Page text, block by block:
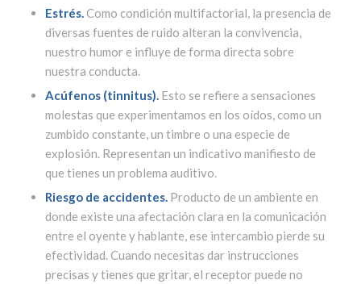
Estrés.Como condición multifactorial, la presencia de
diversas fuentes de ruido alteran la convivencia,
nuestro humor e influye de forma directa sobre
nuestra conducta.
Acúfenos (tinnitus).Esto se refiere a sensaciones
molestas que experimentamos en los oídos, como un
zumbido constante, un timbre o una especie de
explosión. Representan un indicativo manifiesto de
que tienes un problema auditivo.
Riesgo de accidentes.Producto de un ambiente en
donde existe una afectación clara en la comunicación
entre el oyente y hablante, ese intercambio pierde su
efectividad. Cuando necesitas dar instrucciones
precisas y tienes que gritar, el receptor puede no